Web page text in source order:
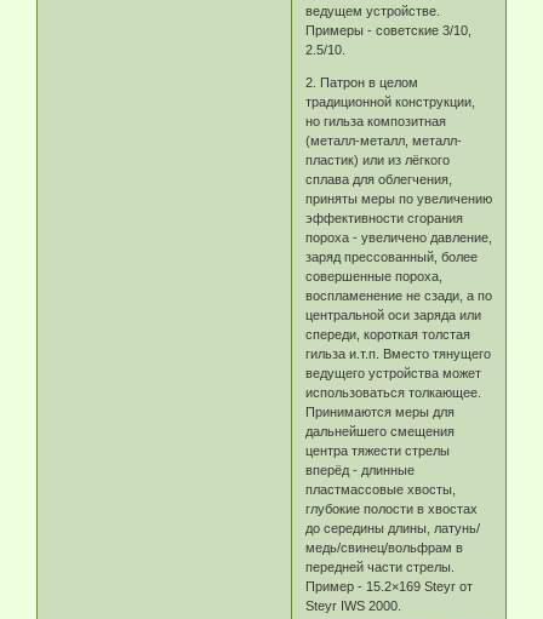
ведущем устройстве.
Примеры - советские 3/10,
2.5/10.
2. Патрон в целом
традиционной конструкции,
но гильза композитная
(металл-металл, металл-
пластик) или из лёгкого
сплава для облегчения,
приняты меры по увеличению
эффективности сгорания
пороха - увеличено давление,
заряд прессованный, более
совершенные пороха,
воспламенение не сзади, а по
центральной оси заряда или
спереди, короткая толстая
гильза и.т.п. Вместо тянущего
ведущего устройства может
использоваться толкающее.
Принимаются меры для
дальнейшего смещения
центра тяжести стрелы
вперёд - длинные
пластмассовые хвосты,
глубокие полости в хвостах
до середины длины, латунь/
медь/свинец/вольфрам в
передней части стрелы.
Пример - 15.2×169 Steyr от
Steyr IWS 2000.